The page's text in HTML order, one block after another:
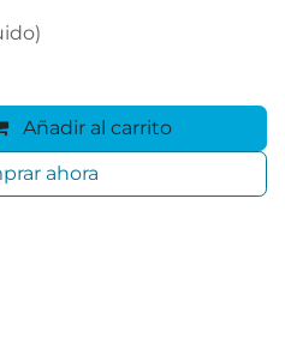
Añadir al carrito
ahora